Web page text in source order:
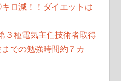
ロ減！！ダイエットは
３種電気主任技術者取得
での勉強時間約７カ